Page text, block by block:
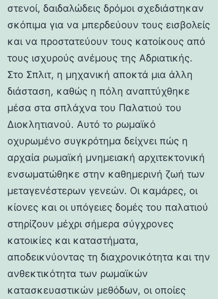
στενοί, δαιδαλώδεις δρόμοι σχεδιάστηκαν
σκόπιμα για να μπερδεύουν τους εισβολείς
και να προστατεύουν τους κατοίκους από
τους ισχυρούς ανέμους της Αδριατικής.
Στο Σπλιτ, η μηχανική αποκτά μια άλλη
διάσταση, καθώς η πόλη αναπτύχθηκε
μέσα στα σπλάχνα του Παλατιού του
Διοκλητιανού. Αυτό το ρωμαϊκό
οχυρωμένο συγκρότημα δείχνει πώς η
αρχαία ρωμαϊκή μνημειακή αρχιτεκτονική
ενσωματώθηκε στην καθημερινή ζωή των
μεταγενέστερων γενεών. Οι καμάρες, οι
κίονες και οι υπόγειες δομές του παλατιού
στηρίζουν μέχρι σήμερα σύγχρονες
κατοικίες και καταστήματα,
αποδεικνύοντας τη διαχρονικότητα και την
ανθεκτικότητα των ρωμαϊκών
κατασκευαστικών μεθόδων, οι οποίες